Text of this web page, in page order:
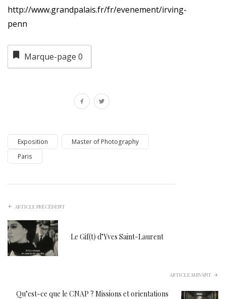
http://www.grandpalais.fr/fr/evenement/irving-
penn
Marque-page 0
Exposition
Master of Photography
Paris
ARTICLE PRÉCÉDENT
Le Gif(t) d’Yves Saint-Laurent
ARTICLE SUIVANT
Qu’est-ce que le CNAP ? Missions et orientations